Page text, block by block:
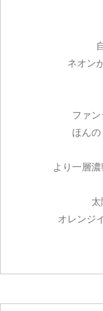
ネオン
ファ
ほんの
より一層
オレンジ